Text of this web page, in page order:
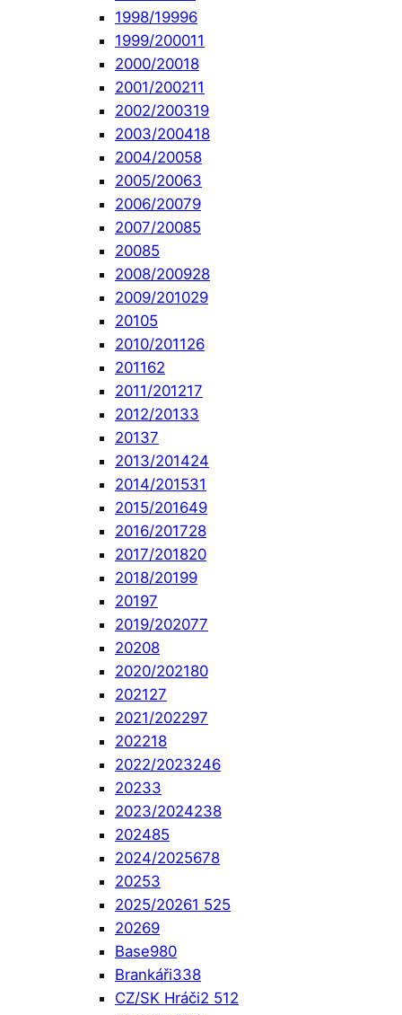
1998/19996
1999/200011
2000/20018
2001/200211
2002/200319
2003/200418
2004/20058
2005/20063
2006/20079
2007/20085
20085
2008/200928
2009/201029
20105
2010/201126
201162
2011/201217
2012/20133
20137
2013/201424
2014/201531
2015/201649
2016/201728
2017/201820
2018/20199
20197
2019/202077
20208
2020/202180
202127
2021/202297
202218
2022/2023246
20233
2023/2024238
202485
2024/2025678
20253
2025/20261 525
20269
Base980
Brankáři338
CZ/SK Hráči2 512